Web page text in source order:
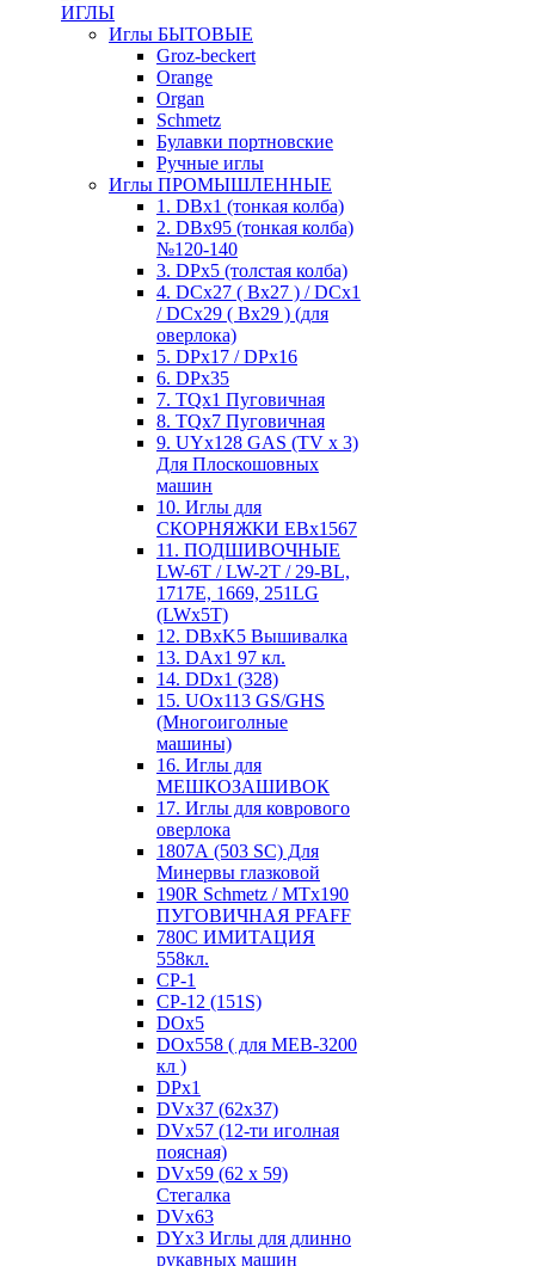
ИГЛЫ
Иглы БЫТОВЫЕ
Groz-beckert
Orange
Organ
Schmetz
Булавки портновские
Ручные иглы
Иглы ПРОМЫШЛЕННЫЕ
1. DBx1 (тонкая колба)
2. DBx95 (тонкая колба)
№120-140
3. DPx5 (толстая колба)
4. DCx27 ( Bx27 ) / DCx1
/ DCx29 ( Bx29 ) (для
оверлока)
5. DPx17 / DPx16
6. DPx35
7. TQx1 Пуговичная
8. TQx7 Пуговичная
9. UYx128 GAS (TV x 3)
Для Плоскошовных
машин
10. Иглы для
СКОРНЯЖКИ EBx1567
11. ПОДШИВОЧНЫЕ
LW-6T / LW-2T / 29-BL,
1717E, 1669, 251LG
(LWx5T)
12. DBxK5 Вышивалка
13. DAx1 97 кл.
14. DDx1 (328)
15. UOx113 GS/GHS
(Многоиголные
машины)
16. Иглы для
МЕШКОЗАШИВОК
17. Иглы для коврового
оверлока
1807А (503 SC) Для
Минервы глазковой
190R Schmetz / MTx190
ПУГОВИЧНАЯ PFAFF
780С ИМИТАЦИЯ
558кл.
CP-1
CP-12 (151S)
DOx5
DOx558 ( для MEB-3200
кл )
DPx1
DVx37 (62x37)
DVx57 (12-ти иголная
поясная)
DVx59 (62 x 59)
Стегалка
DVx63
DYx3 Иглы для длинно
рукавных машин